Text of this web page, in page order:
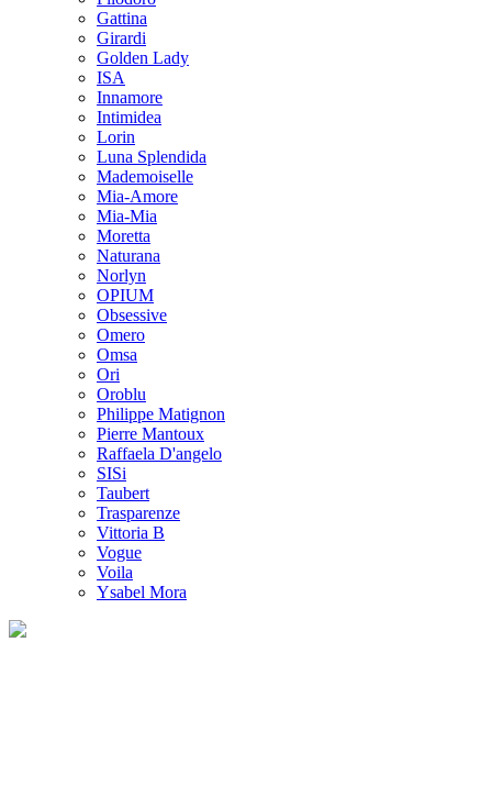
Gattina
Girardi
Golden Lady
ISA
Innamore
Intimidea
Lorin
Luna Splendida
Mademoiselle
Mia-Amore
Mia-Mia
Moretta
Naturana
Norlyn
OPIUM
Obsessive
Omero
Omsa
Ori
Oroblu
Philippe Matignon
Pierre Mantoux
Raffaela D'angelo
SISi
Taubert
Trasparenze
Vittoria B
Vogue
Voila
Ysabel Mora